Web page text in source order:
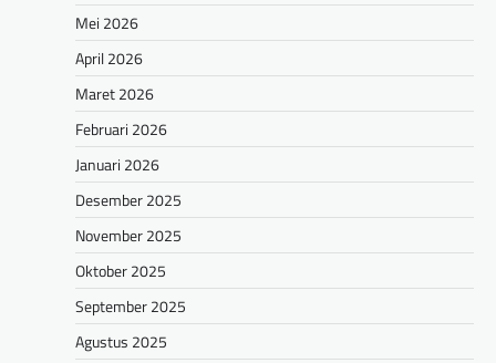
Mei 2026
April 2026
Maret 2026
Februari 2026
Januari 2026
Desember 2025
November 2025
Oktober 2025
September 2025
Agustus 2025